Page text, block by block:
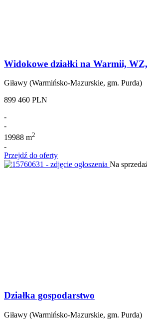
Widokowe działki na Warmii,
Giławy (Warmińsko-Mazurskie, gm. Purda)
899 460 PLN
-
-
19988 m2
-
Przejdź do oferty
Na
Działka gospodarstwo
Giławy (Warmińsko-Mazurskie, gm. Purda)